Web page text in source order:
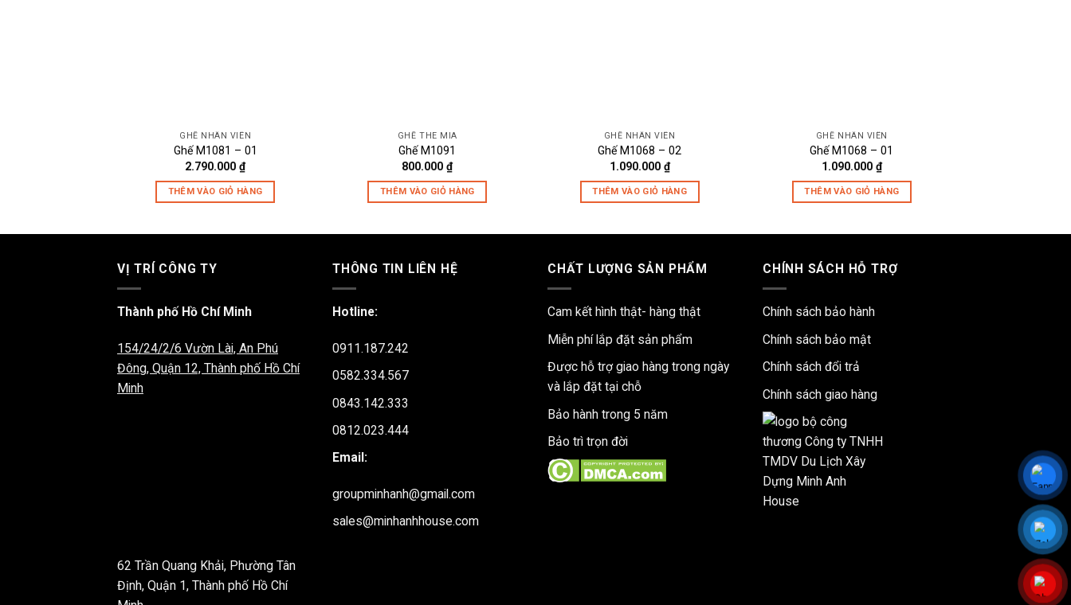
GHẾ NHÂN VIÊN
Ghế M1081 – 01
2.790.000₫
THÊM VÀO GIỎ HÀNG
GHẾ THE MIA
Ghế M1091
800.000₫
THÊM VÀO GIỎ HÀNG
GHẾ NHÂN VIÊN
Ghế M1068 – 02
1.090.000 ₫
THÊM VÀO GIỎ HÀNG
GHẾ NHÂN VIÊN
Ghế M1068 – 01
1.090.000 ₫
THÊM VÀO GIỎ HÀNG
VỊ TRÍ CÔNG TY
Thành phố Hồ Chí Minh
154/24/2/6 Vườn Lài, An Phú
Đông, Quận 12, Thành phố Hồ Chí
Minh
62 Trần Quang Khải, Phường Tân
Định, Quận 1, Thành phố Hồ Chí
THÔNG TIN LIÊN HỆ
Hotline:
0911.187.242
0582.334.567
0843.142.333
0812.023.444
Email:
groupminhanh@gmail.com
sales@minhanhhouse.com
CHẤT LƯỢNG SẢN PHẨM
Cam kết hình thật- hàng thật
Miễn phí lắp đặt sản phẩm
Được hỗ trợ giao hàng trong ngày
và lắp đặt tại chỗ
Bảo hành trong 5 năm
Bảo trì trọn đời
CHÍNH SÁCH HỖ TRỢ
Chính sách bảo hành
Chính sách bảo mật
Chính sách đổi trả
Chính sách giao hàng